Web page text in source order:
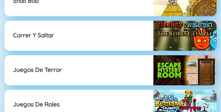
Correr Y Saltar
Juegos De Terror
Juegos De Roles